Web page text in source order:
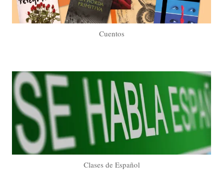
Cuentos
Clases de Español